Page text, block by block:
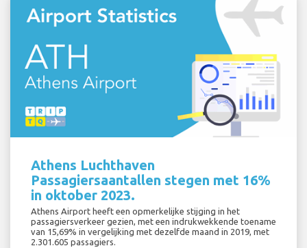
Athens Luchthaven
Passagiersaantallen stegen met 16%
in oktober 2023.
Athens Airport heeft een opmerkelijke stijging in het
passagiersverkeer gezien, met een indrukwekkende toename
van 15,69% in vergelijking met dezelfde maand in 2019, met
2.301.605 passagiers.